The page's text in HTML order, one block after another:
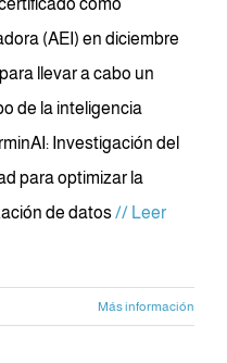
como
(AEI) en diciembre
llevar a cabo un
de la inteligencia
Investigación del
para optimizar la
de datos// Leer
Más información